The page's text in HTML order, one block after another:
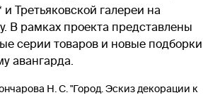
Третьяковской галереи на
В рамках проекта представлены
серии товаров и новые подборки
авангарда.
Н. С. "Город. Эскиз декорации к